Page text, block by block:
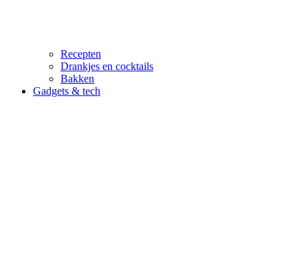
Recepten
Drankjes en cocktails
Bakken
Gadgets & tech